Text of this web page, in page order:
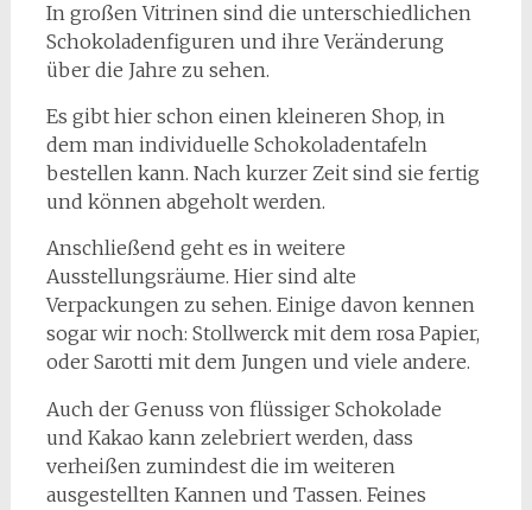
In großen Vitrinen sind die unterschiedlichen
Schokoladenfiguren und ihre Veränderung
über die Jahre zu sehen.
Es gibt hier schon einen kleineren Shop, in
dem man individuelle Schokoladentafeln
bestellen kann. Nach kurzer Zeit sind sie fertig
und können abgeholt werden.
Anschließend geht es in weitere
Ausstellungsräume. Hier sind alte
Verpackungen zu sehen. Einige davon kennen
sogar wir noch: Stollwerck mit dem rosa Papier,
oder Sarotti mit dem Jungen und viele andere.
Auch der Genuss von flüssiger Schokolade
und Kakao kann zelebriert werden, dass
verheißen zumindest die im weiteren
ausgestellten Kannen und Tassen. Feines